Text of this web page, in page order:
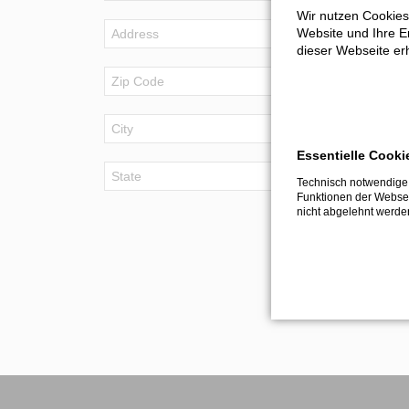
Wir nutzen
Website und Ihre
dieser Webseite
Essentielle
Technisch
Funktionen der
nicht abgelehnt
Download Return delivery note